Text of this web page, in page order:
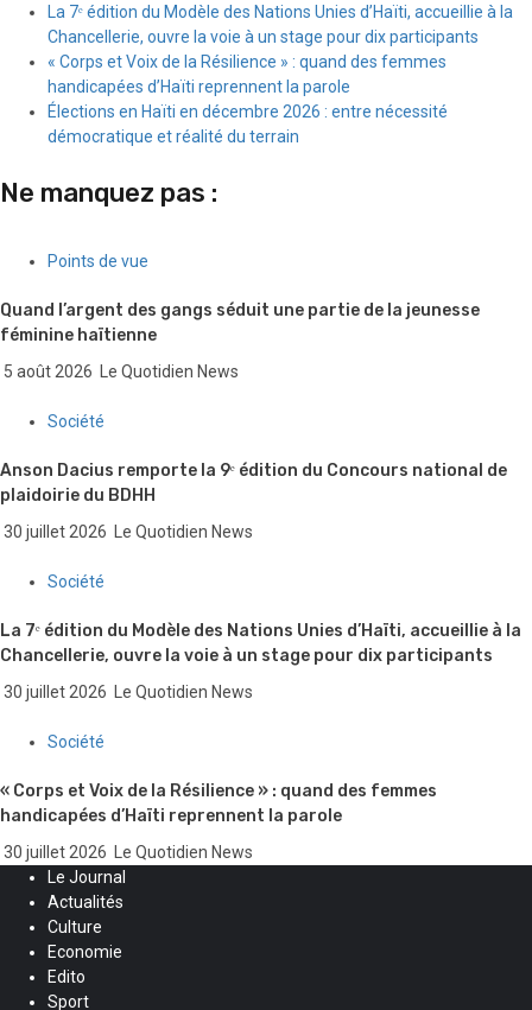
La 7ᵉ édition du Modèle des Nations Unies d’Haïti, accueillie à la
Chancellerie, ouvre la voie à un stage pour dix participants
« Corps et Voix de la Résilience » : quand des femmes
handicapées d’Haïti reprennent la parole
Élections en Haïti en décembre 2026 : entre nécessité
démocratique et réalité du terrain
Ne manquez pas :
Points de vue
Quand l’argent des gangs séduit une partie de la jeunesse
féminine haïtienne
5 août 2026 Le Quotidien News
Société
Anson Dacius remporte la 9ᵉ édition du Concours national de
plaidoirie du BDHH
30 juillet 2026 Le Quotidien News
Société
La 7ᵉ édition du Modèle des Nations Unies d’Haïti, accueillie à la
Chancellerie, ouvre la voie à un stage pour dix participants
30 juillet 2026 Le Quotidien News
Société
« Corps et Voix de la Résilience » : quand des femmes
handicapées d’Haïti reprennent la parole
30 juillet 2026
Le Quotidien News
Le Journal
Actualités
Culture
Economie
Edito
Sport